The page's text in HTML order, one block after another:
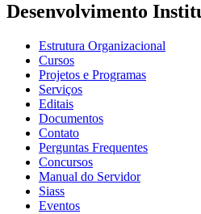
Desenvolvimento
Estrutura Organizacional
Cursos
Projetos e Programas
Serviços
Editais
Documentos
Contato
Perguntas Frequentes
Concursos
Manual do Servidor
Siass
Eventos